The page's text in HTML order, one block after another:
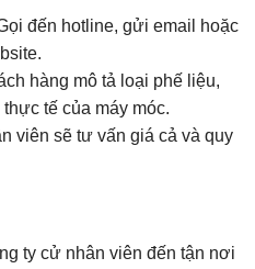
đến hotline, gửi email hoặc
hàng mô tả loại phế liệu,
tế của máy móc.
viên sẽ tư vấn giá cả và quy
ty cử nhân viên đến tận nơi